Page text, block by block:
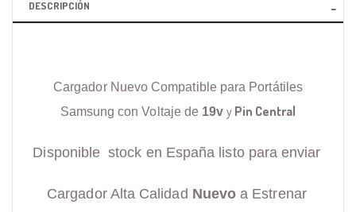
DESCRIPCIÓN
Cargador Nuevo Compatible para Portátiles
Samsung con Voltaje de 19v y Pin Central
Disponible stock en España listo para enviar
Cargador Alta Calidad Nuevo a Estrenar